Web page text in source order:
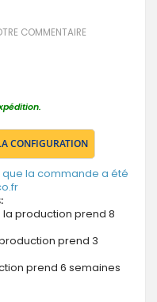
COMMENTAIRE
CONFIGURATION
la commande a été
production prend 8
prend 3
prend 6 semaines